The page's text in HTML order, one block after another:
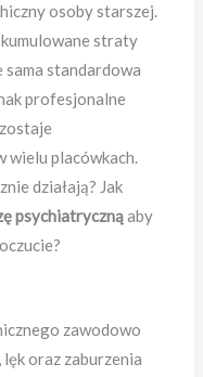
osoby starszej.
straty
standardowa
profesjonalne
wielu placówkach.
działają? Jak
psychiatrycznąaby
zawodowo
oraz zaburzenia